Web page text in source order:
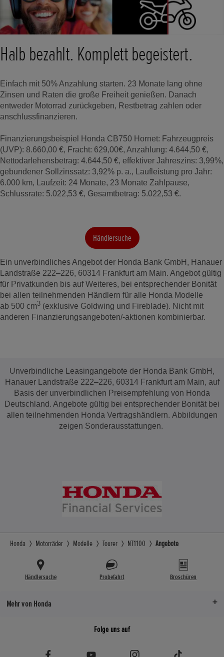
Halb bezahlt. Komplett begeistert.
Einfach mit 50% Anzahlung starten. 23 Monate lang ohne
Zinsen und Raten die große Freiheit genießen. Danach
entweder Motorrad zurückgeben, Restbetrag zahlen oder
anschlussfinanzieren.
Finanzierungsbeispiel Honda CB750 Hornet: Fahrzeugpreis
(UVP): 8.660,00 €, Fracht: 629,00€, Anzahlung: 4.644,50 €,
Nettodarlehensbetrag: 4.644,50 €, effektiver Jahreszins: 3,99%,
gebundener Sollzinssatz: 3,92% p. a., Laufleistung pro Jahr:
6.000 km, Laufzeit: 24 Monate, 23 Monate Zahlpause,
Schlussrate: 5.022,53 €, Gesamtbetrag: 5.022,53 €.
Händlersuche
Ein unverbindliches Angebot der Honda Bank GmbH, Hanauer
Landstraße 222–226, 60314 Frankfurt am Main. Angebot gültig
für Privatkunden bis auf Weiteres, bei entsprechender Bonität
bei allen teilnehmenden Händlern für alle Honda Modelle
ab 500 cm3 (exklusive Goldwing und Fireblade). Nicht mit
anderen Finanzierungsangeboten/-aktionen kombinierbar.
Unverbindliche Leasingangebote der Honda Bank GmbH,
Hanauer Landstraße 222–226, 60314 Frankfurt am Main, auf
Basis der unverbindlichen Preisempfehlung von Honda
Deutschland. Angebote gültig bei entsprechender Bonität bei
allen teilnehmenden Honda Vertragshändlern. Abbildungen
zeigen Sonderausstattungen.
Honda Motorräder Modelle Tourer NT1100 Angebote
Händlersuche Probefahrt Broschüren
Mehr von Honda
Folge uns auf